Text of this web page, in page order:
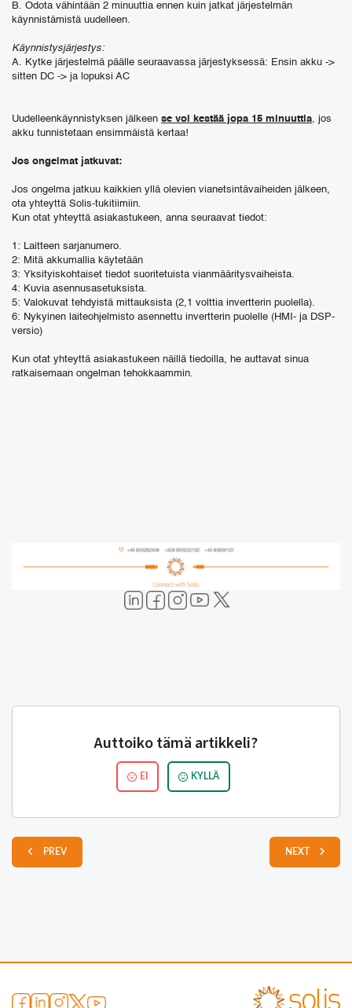
B. Odota vähintään 2 minuuttia ennen kuin jatkat järjestelmän
käynnistämistä uudelleen.
Käynnistysjärjestys:
A. Kytke järjestelmä päälle seuraavassa järjestyksessä: Ensin akku ->
sitten DC -> ja lopuksi AC
Uudelleenkäynnistyksen jälkeen se voi kestää jopa 15 minuuttia, jos
akku tunnistetaan ensimmäistä kertaa!
Jos ongelmat jatkuvat:
Jos ongelma jatkuu kaikkien yllä olevien vianetsintävaiheiden jälkeen,
ota yhteyttä Solis-tukitiimiin.
Kun otat yhteyttä asiakastukeen, anna seuraavat tiedot:
1: Laitteen sarjanumero.
2: Mitä akkumallia käytetään
3: Yksityiskohtaiset tiedot suoritetuista vianmääritysvaiheista.
4: Kuvia asennusasetuksista.
5: Valokuvat tehdyistä mittauksista (2,1 volttia invertterin puolella).
6: Nykyinen laiteohjelmisto asennettu invertterin puolelle (HMI- ja DSP-
versio)
Kun otat yhteyttä asiakastukeen näillä tiedoilla, he auttavat sinua
ratkaisemaan ongelman tehokkaammin.
Auttoiko tämä artikkeli?
EI KYLLÄ
PREV NEXT